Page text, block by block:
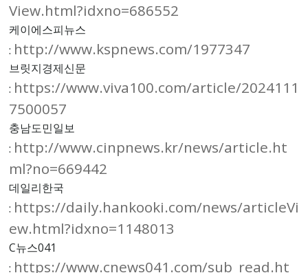
View.html?idxno=686552
케이에스피뉴스
: http://www.kspnews.com/1977347
브릿지경제신문
: https://www.viva100.com/article/2024111
7500057
충남도민일보
: http://www.cinpnews.kr/news/article.ht
ml?no=669442
데일리한국
: https://daily.hankooki.com/news/articleVi
ew.html?idxno=1148013
C뉴스041
: https://www.cnews041.com/sub_read.ht